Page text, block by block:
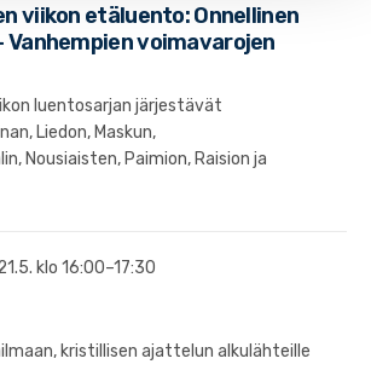
viikon etäluento: Onnellinen
Vanhempien voimavarojen
luentosarjan järjestävät
Liedon, Maskun,
Nousiaisten, Paimion, Raision ja
klo 16:00–17:30
kristillisen ajattelun alkulähteille